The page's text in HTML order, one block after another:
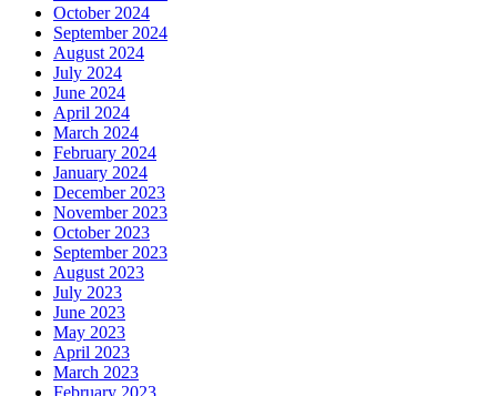
October 2024
September 2024
August 2024
July 2024
June 2024
April 2024
March 2024
February 2024
January 2024
December 2023
November 2023
October 2023
September 2023
August 2023
July 2023
June 2023
May 2023
April 2023
March 2023
February 2023